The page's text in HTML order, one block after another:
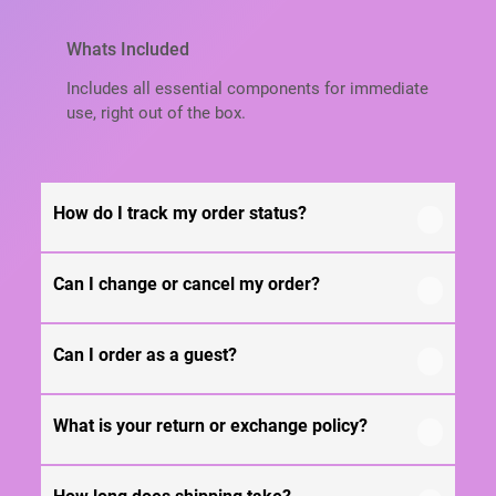
Whats Included
Includes all essential components for immediate
use, right out of the box.
How do I track my order status?
Our product is crafted using high-quality, durable
materials designed for long-lasting performance
and everyday use. Specific material details are
Can I change or cancel my order?
We recommend following the care instructions
provided in the product details. Proper handling,
regular cleaning, and appropriate storage will
Can I order as a guest?
Yes, this product is designed with both
functionality and comfort in mind, making it
What is your return or exchange policy?